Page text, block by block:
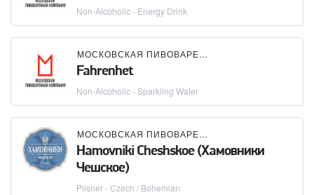
Non-Alcoholic - Energy Drink
МОСКОВСКАЯ ПИВОВАРЕННАЯ КОМПАНИЯ (МПК)
Fahrenhet
Non-Alcoholic - Sparkling Water
МОСКОВСКАЯ ПИВОВАРЕННАЯ КОМПАНИЯ (МПК)
Hamovniki Cheshskoe (Хамовники
Чешское)
Pilsner - Czech / Bohemian